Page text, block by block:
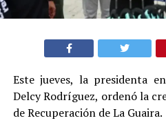
Este jueves, la presidenta
Delcy Rodríguez, ordenó la
de Recuperación de La Guaira.